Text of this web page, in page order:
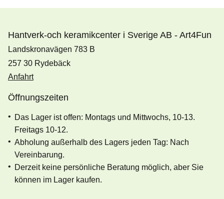
Hantverk-och keramikcenter i Sverige AB - Art4Fun
Landskronavägen 783 B
257 30 Rydebäck
Anfahrt
Öffnungszeiten
Das Lager ist offen: Montags und Mittwochs, 10-13.
Freitags 10-12.
Abholung außerhalb des Lagers jeden Tag: Nach
Vereinbarung.
Derzeit keine persönliche Beratung möglich, aber Sie
können im Lager kaufen.